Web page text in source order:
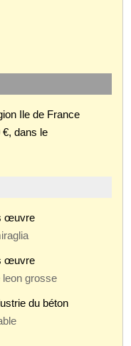
Ile de France
dans le
œuvre
œuvre
grosse
du béton